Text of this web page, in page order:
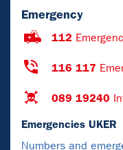
Emergency
112
116 117
089 19240
Emergencies UKER
Numbers and